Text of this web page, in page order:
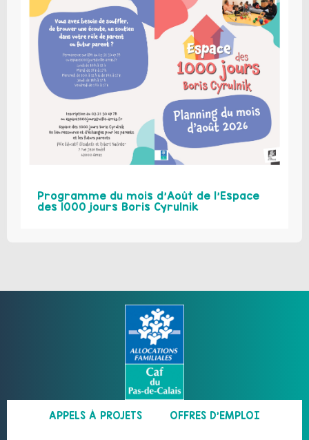
Programme du mois d’Août de l’Espace
des 1000 jours Boris Cyrulnik
APPELS À PROJETS OFFRES D’EMPLOI